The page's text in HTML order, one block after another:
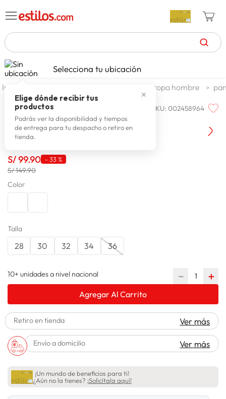
TÉRMINOS MÁS BUSCADOS
1. celulares
2. zapatillas mujer
3. zapatillas hombre
4. moda
6. tv
7.
10. lavadora
Selecciona tu ubicación
✕
Elige dónde recibir tus
productos
Podrás ver la disponibilidad y tiempos
de entrega para tu despacho o retiro en
tienda.
moda y accesorios hombre ropa hombre
XTRMZ SKU:002458964
Xtrmz Jean Regular Delio Sm
S/99.90 - 33 %
S/ 149.90
Color
Talla
28 30 32 34 36
10+ unidades a nivel nacional ＋
－
Agregar Al Carrito
Retiro en tienda Ver más
Envío a domicilio Ver más
¡Un mundo de beneficios para ti!
¿Aún no la tienes? ¡Solicítala aquí!